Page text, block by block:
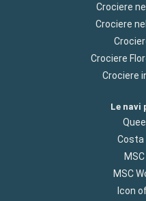
Crociere
Crociere
Crociere
Crociere
Le navi
Costa
MSC
Icon